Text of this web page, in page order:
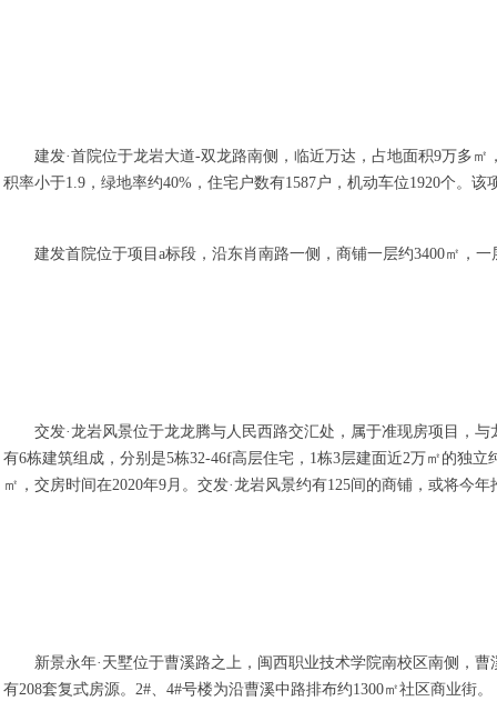
建发·首院位于龙岩大道-双龙路南侧，临近万达，占地面积9万多
积率小于1.9，绿地率约40%，住宅户数有1587户，机动车位1920个。
建发首院位于项目a标段，沿东肖南路一侧，商铺一层约3400㎡，
交发·龙岩风景位于龙龙腾与人民西路交汇处，属于准现房项目，
有6栋建筑组成，分别是5栋32-46f高层住宅，1栋3层建面近2万㎡的独
㎡，交房时间在2020年9月。交发·龙岩风景约有125间的商铺，或将今年
新景永年·天墅位于曹溪路之上，闽西职业技术学院南校区南侧，
有208套复式房源。2#、4#号楼为沿曹溪中路排布约1300㎡社区商业街。